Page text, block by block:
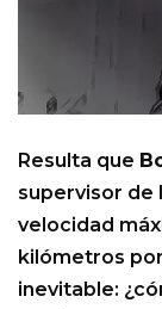
Resulta que
supervisor de
velocidad
kilómetros
inevitable: